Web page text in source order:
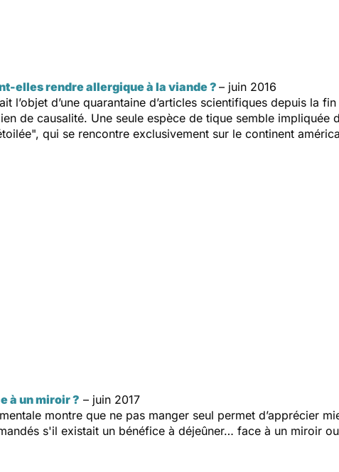
elles rendre allergique à la viande ? – juin 2016
l’objet d’une quarantaine d’articles scientifiques depuis la
de causalité. Une seule espèce de tique semble impliquée
qui se rencontre exclusivement sur le continent
à un miroir ? – juin 2017
montre que ne pas manger seul permet d’apprécier
s'il existait un bénéfice à déjeûner… face à un miroir